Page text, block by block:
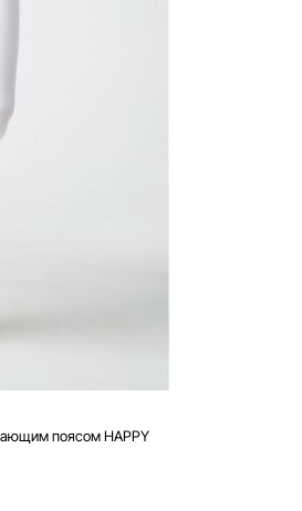
поясом HAPPY